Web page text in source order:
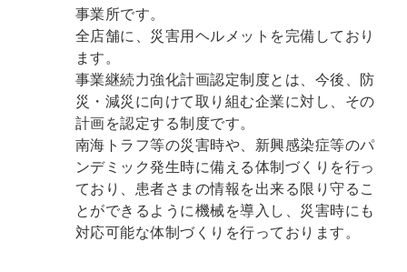
事業所です。
全店舗に、災害用ヘルメットを完備しており
ます。
事業継続力強化計画認定制度とは、今後、防
災・減災に向けて取り組む企業に対し、その
計画を認定する制度です。
南海トラフ等の災害時や、新興感染症等のパ
ンデミック発生時に備える体制づくりを行っ
ており、患者さまの情報を出来る限り守るこ
とができるように機械を導入し、災害時にも
対応可能な体制づくりを行っております。